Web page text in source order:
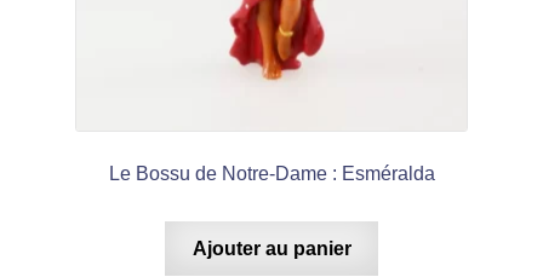
Le Bossu de Notre-Dame : Esméralda
Ajouter au panier